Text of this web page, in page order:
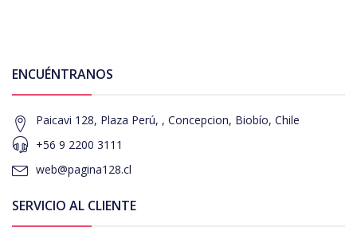
ENCUÉNTRANOS
Paicavi 128, Plaza Perú, , Concepcion, Biobío, Chile
+56 9 2200 3111
web@pagina128.cl
SERVICIO AL CLIENTE